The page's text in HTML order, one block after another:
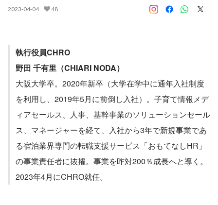
2023-04-04 48
執行役員CHRO
野田 千有里（CHIARI NODA）
大阪大学卒。2020年新卒（大学在学中に通年入社制度
を利用し、2019年5月に前倒し入社）。子育て情報メデ
ィアセールス、人事、基幹事業のソリューションセール
ス、マネージャーを経て、入社から3年で新規事業であ
る宿泊業界専門の転職支援サービス「おもてなしHR」
の事業責任者に抜擢。事業を昨対200％成長へと導く。
2023年4月にCHRO就任。